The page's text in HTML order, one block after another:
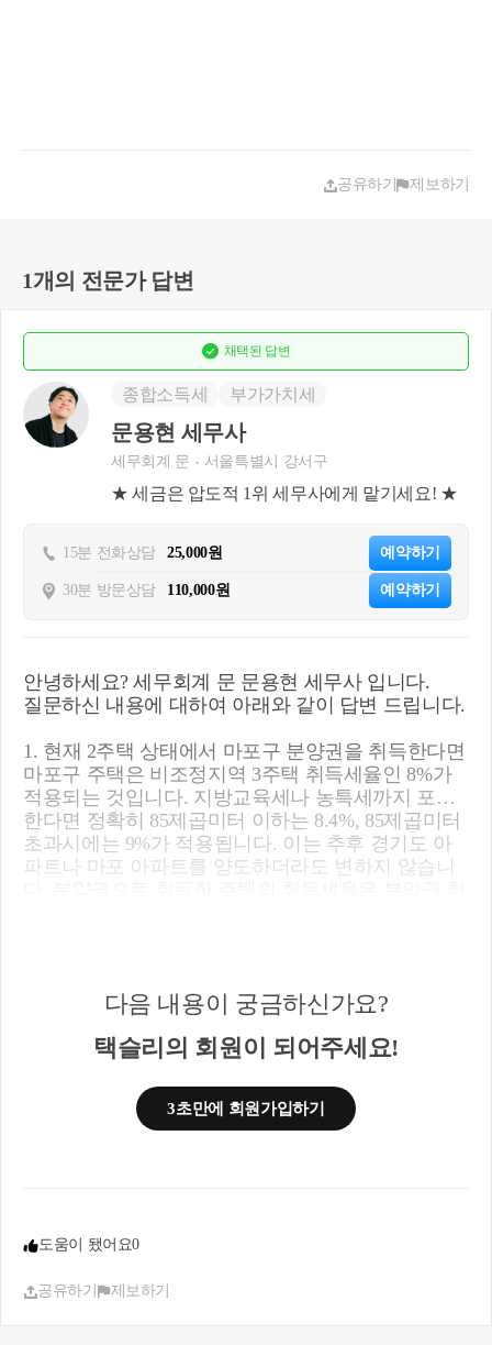
공유하기 제보하기
1개의 전문가 답변
채택된 답변
종합소득세 부가가치세
문용현 세무사
세무회계 문 서울특별시 강서구
★ 세금은 압도적 1위 세무사에게 맡기세요! ★
15분 전화상담 25,000원 예약하기
30분 방문상담 110,000원 예약하기
안녕하세요? 세무회계 문 문용현 세무사 입니다.
질문하신 내용에 대하여 아래와 같이 답변 드립니다.
1. 현재 2주택 상태에서 마포구 분양권을 취득한다면
마포구 주택은 비조정지역 3주택 취득세율인 8%가
적용되는 것입니다. 지방교육세나 농특세까지 포함
한다면 정확히 85제곱미터 이하는 8.4%, 85제곱미터
초과시에는 9%가 적용됩니다. 이는 추후 경기도 아
파트나 마포 아파트를 양도하더라도 변하지 않습니
공제를 적용받을 수 있습니다.
3. 일산 아파트 양도를 하시고, 마포구 아파트와 마포
주택 양도세 비과세를 적용받을 수 있습니다. 분양권
취득일로부터 3년 이내에 양도한 것이므로 양도세
1) 분양권 (입주권) 취득일로부터 3년 이내 종전주택
양도하는 경우
▶ 주택을 분양권(조합원입주권) 취득일로부터 3년
이내 양도하고 아래 요건을 모두 충족하는 경우
다음 내용이 궁금하신가요?
택슬리의 회원이 되어주세요!
3초만에 회원가입하기
도움이 됐어요0
공유하기 제보하기